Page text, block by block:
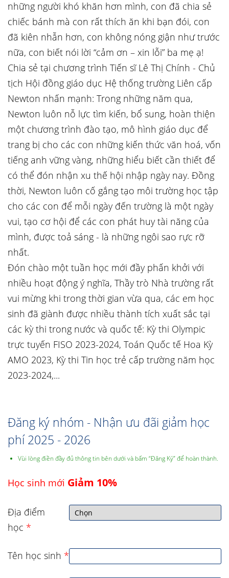
những người khó khăn hơn mình, con đã chia sẻ
chiếc bánh mà con rất thích ăn khi bạn đói, con
đã kiên nhẫn hơn, con không nóng giận như trước
nữa, con biết nói lời “cảm ơn – xin lỗi” ba mẹ ạ!
Chia sẻ tại chương trình Tiến sĩ Lê Thị Chính - Chủ
tịch Hội đồng giáo dục Hệ thống trường Liên cấp
Newton nhấn mạnh: Trong những năm qua,
Newton luôn nỗ lực tìm kiến, bổ sung, hoàn thiện
một chương trình đào tạo, mô hình giáo dục để
trang bị cho các con những kiến thức văn hoá, vốn
tiếng anh vững vàng, những hiểu biết cần thiết để
có thể đón nhận xu thế hội nhập ngày nay. Đồng
thời, Newton luôn cố gắng tạo môi trường học tập
cho các con để mỗi ngày đến trường là một ngày
vui, tạo cơ hội để các con phát huy tài năng của
mình, được toả sáng - là những ngôi sao rực rỡ
nhất.
Đón chào một tuần học mới đầy phấn khởi với
nhiều hoạt động ý nghĩa, Thầy trò Nhà trường rất
vui mừng khi trong thời gian vừa qua, các em học
sinh đã giành được nhiều thành tích xuất sắc tại
các kỳ thi trong nước và quốc tế: Kỳ thi Olympic
trực tuyến FISO 2023-2024, Toán Quốc tế Hoa Kỳ
AMO 2023, Kỳ thi Tin học trẻ cấp trường năm học
2023-2024,...
Đăng ký nhóm - Nhận ưu đãi giảm học
phí 2025 - 2026
Vùi lòng điền đầy đủ thông tin bên dưới và bấm “Đăng Ký” để hoàn thành.
Học sinh mới Giảm 10%
Địa điểm
học *
Tên học sinh *